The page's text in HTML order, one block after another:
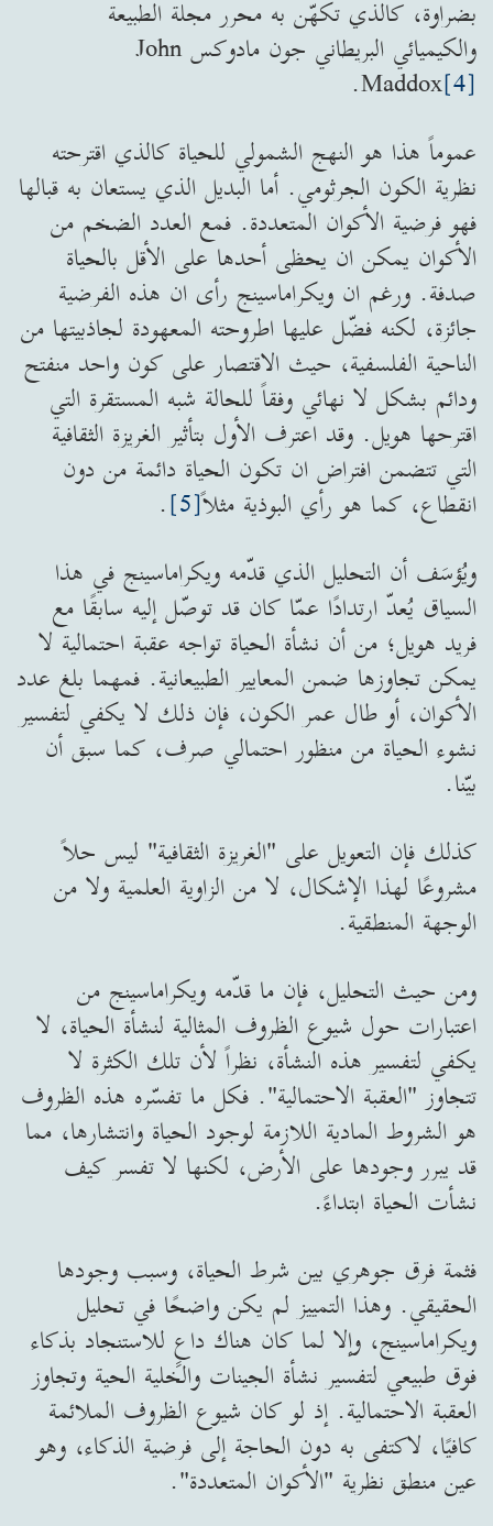
بضراوة، كالذي تكهّن به محرر مجلة الطبيعة
والكيميائي البريطاني جون مادوكس John
Maddox[4]
.
عموماً هذا هو النهج الشمولي للحياة كالذي اقترحته
نظرية الكون الجرثومي. أما البديل الذي يستعان به قبالها
فهو فرضية الأكوان المتعددة. فمع العدد الضخم من
الأكوان يمكن ان يحظى أحدها على الأقل بالحياة
صدفة. ورغم ان ويكراماسينج رأى ان هذه الفرضية
جائزة، لكنه فضّل عليها اطروحته المعهودة لجاذبيتها من
الناحية الفلسفية، حيث الاقتصار على كون واحد منفتح
ودائم بشكل لا نهائي وفقاً للحالة شبه المستقرة التي
اقترحها هويل. وقد اعترف الأول بتأثير الغريزة الثقافية
التي تتضمن افتراض ان تكون الحياة دائمة من دون
انقطاع، كما هو رأي البوذية مثلاً[5]
.
ويُؤسَف أن التحليل الذي قدّمه ويكراماسينج في هذا
السياق يُعدّ ارتدادًا عمّا كان قد توصّل إليه سابقًا مع
فريد هويل؛ من أن نشأة الحياة تواجه عقبة احتمالية لا
يمكن تجاوزها ضمن المعايير الطبيعانية. فمهما بلغ عدد
الأكوان، أو طال عمر الكون، فإن ذلك لا يكفي لتفسير
نشوء الحياة من منظور احتمالي صرف، كما سبق أن
بيّنا.
كذلك فإن التعويل على "الغريزة الثقافية" ليس حلاً
مشروعًا لهذا الإشكال، لا من الزاوية العلمية ولا من
الوجهة المنطقية.
ومن حيث التحليل، فإن ما قدّمه ويكراماسينج من
اعتبارات حول شيوع الظروف المثالية لنشأة الحياة، لا
يكفي لتفسير هذه النشأة، نظراً لأن تلك الكثرة لا
تتجاوز "العقبة الاحتمالية". فكل ما تفسّره هذه الظروف
هو الشروط المادية اللازمة لوجود الحياة وانتشارها، مما
قد يبرر وجودها على الأرض، لكنها لا تفسر كيف
نشأت الحياة ابتداءً.
فثمة فرق جوهري بين شرط الحياة، وسبب وجودها
الحقيقي. وهذا التمييز لم يكن واضحًا في تحليل
ويكراماسينج، وإلا لما كان هناك داعٍ للاستنجاد بذكاء
فوق طبيعي لتفسير نشأة الجينات والخلية الحية وتجاوز
العقبة الاحتمالية. إذ لو كان شيوع الظروف الملائمة
كافيًا، لاكتفى به دون الحاجة إلى فرضية الذكاء، وهو
عين منطق نظرية "الأكوان المتعددة".